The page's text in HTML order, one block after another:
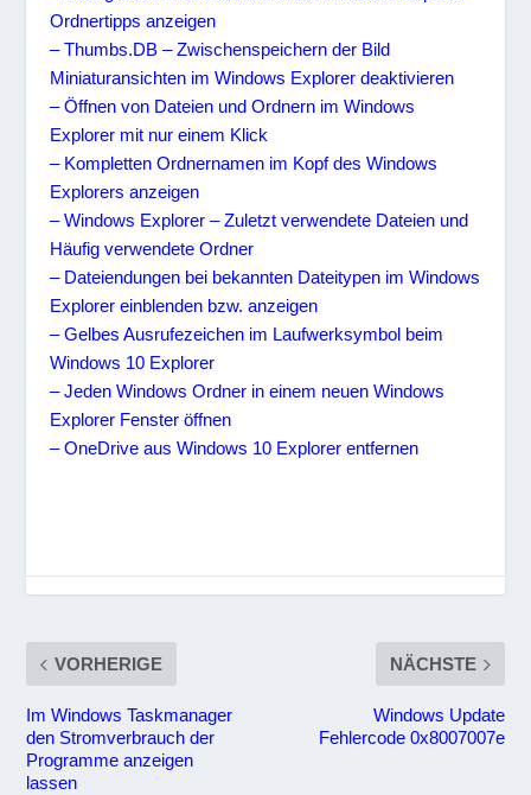
Ordnertipps anzeigen
– Thumbs.DB – Zwischenspeichern der Bild
Miniaturansichten im Windows Explorer deaktivieren
– Öffnen von Dateien und Ordnern im Windows
Explorer mit nur einem Klick
– Kompletten Ordnernamen im Kopf des Windows
Explorers anzeigen
– Windows Explorer – Zuletzt verwendete Dateien und
Häufig verwendete Ordner
– Dateiendungen bei bekannten Dateitypen im Windows
Explorer einblenden bzw. anzeigen
– Gelbes Ausrufezeichen im Laufwerksymbol beim
Windows 10 Explorer
– Jeden Windows Ordner in einem neuen Windows
Explorer Fenster öffnen
– OneDrive aus Windows 10 Explorer entfernen
VORHERIGE
Im Windows Taskmanager
den Stromverbrauch der
Programme anzeigen
lassen
NÄCHSTE
Windows Update
Fehlercode 0x8007007e